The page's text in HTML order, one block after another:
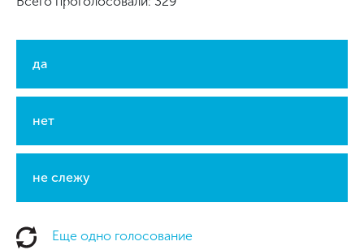
да
нет
не слежу
Еще одно голосование